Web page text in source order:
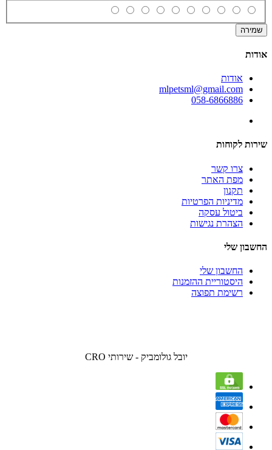
שמירה
אודות
אודות
mlpetsml@gmail.com
058-6866886
שירות לקוחות
צרו קשר
מפת האתר
תקנון
מדיניות הפרטיות
ביטול עסקה
הצהרת נגישות
החשבון שלי
החשבון שלי
היסטוריית ההזמנות
רשימת תפוצה
יובל גולומביק - שירותי CRO